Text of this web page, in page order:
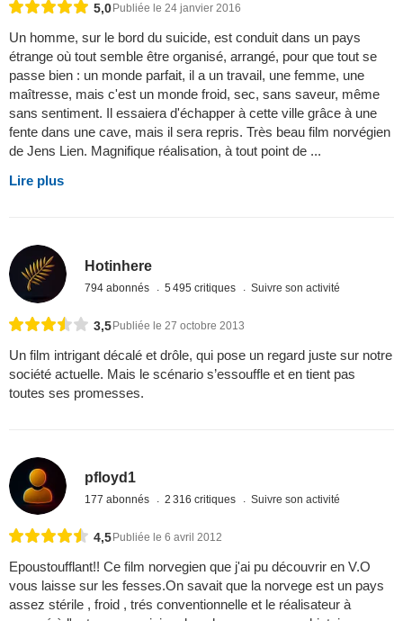
5,0 Publiée le 24 janvier 2016
Un homme, sur le bord du suicide, est conduit dans un pays
étrange où tout semble être organisé, arrangé, pour que tout se
passe bien : un monde parfait, il a un travail, une femme, une
maîtresse, mais c'est un monde froid, sec, sans saveur, même
sans sentiment. Il essaiera d'échapper à cette ville grâce à une
fente dans une cave, mais il sera repris. Très beau film norvégien
de Jens Lien. Magnifique réalisation, à tout point de ...
Lire plus
Hotinhere
794 abonnés 5 495 critiques Suivre son activité
3,5Publiée le 27 octobre 2013
Un film intrigant décalé et drôle, qui pose un regard juste sur notre
société actuelle. Mais le scénario s’essouffle et en tient pas
toutes ses promesses.
pfloyd1
177 abonnés 2 316 critiques Suivre son activité
4,5Publiée le 6 avril 2012
Epoustoufflant!! Ce film norvegien que j'ai pu découvrir en V.O
vous laisse sur les fesses.On savait que la norvege est un pays
assez stérile , froid , trés conventionnelle et le réalisateur à